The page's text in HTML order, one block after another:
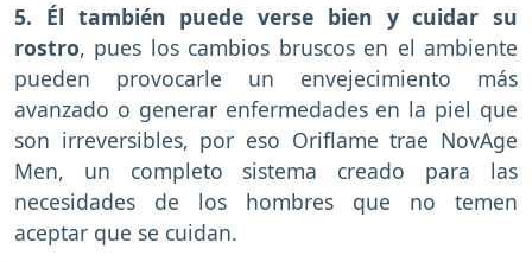
5. Él también puede verse bien y cuidar su
rostro, pues los cambios bruscos en el ambiente
pueden provocarle un envejecimiento más
avanzado o generar enfermedades en la piel que
son irreversibles, por eso Oriflame trae NovAge
Men, un completo sistema creado para las
necesidades de los hombres que no temen
aceptar que se cuidan.